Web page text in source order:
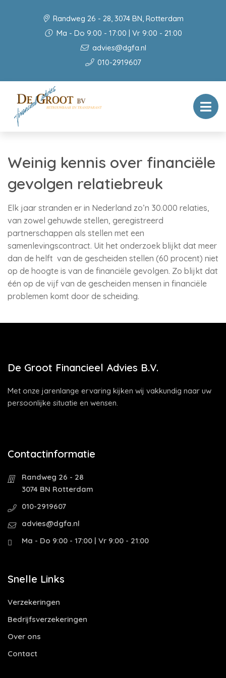
Randweg 26 - 28, 3074 BN, Rotterdam
Ma - Do 9:00 - 17:00 | Vr 9:00 - 21:00
advies@dgfa.nl
010-2919607
Weinig kennis over financiële
gevolgen relatiebreuk
Elk jaar stranden er in Nederland zo’n 30.000 relaties,
van zowel gehuwde stellen, geregistreerd
partnerschappen als stellen met een
samenlevingscontract. Uit het onderzoek blijkt dat meer
dan de helft van de gescheiden stellen (60 procent) niet
op de hoogte is van de financiële gevolgen. Zo blijkt dat
één op de vijf van de gescheiden mensen in financiële
problemen komt door de scheiding.
De Groot Financieel Advies B.V.
Met onze jarenlange ervaring kijken wij vakkundig naar uw
persoonlijke situatie en wensen.
Contactinformatie
Randweg 26 - 28
3074 BN Rotterdam
010-2919607
advies@dgfa.nl
Ma - Do 9:00 - 17:00 | Vr 9:00 - 21:00
Snelle Links
Verzekeringen
Bedrijfsverzekeringen
Over ons
Contact